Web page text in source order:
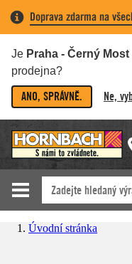
Doprava zdarma na
Je Praha - Černý Most
prodejna?
ANO, SPRÁVNĚ. Ne,
Úvodní stránka